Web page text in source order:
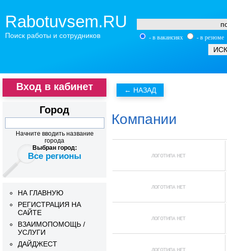
Rabotuvsem.RU
Поиск работы и сотрудников - в вакансиях - в резюме
Компании
Вход в кабинет
Город
Начните вводить название
города
Выбран город:
Все регионы
НА ГЛАВНУЮ
РЕГИСТРАЦИЯ НА
САЙТЕ
ВЗАИМОПОМОЩЬ /
УСЛУГИ
ДАЙДЖЕСТ